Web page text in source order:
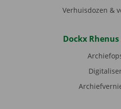
Verhuisdozen &
Dockx